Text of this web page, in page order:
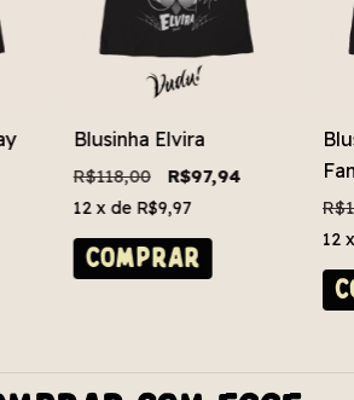
Blusinha Elvira
R$118,00 R$97,94
12 x de R$9,97
COMPRAR
12